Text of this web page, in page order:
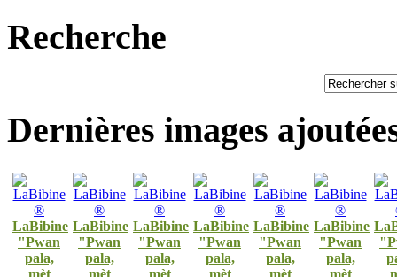
Recherche
Dernières images
LaBibine
"Pwan
pala,
mèt
LaBibine
"Pwan
pala,
mèt
LaBibine
"Pwan
pala,
mèt
LaBibine
"Pwan
pala,
mèt
LaBibine
"Pwan
pala,
mèt
LaBibine
"Pwan
pala,
mèt